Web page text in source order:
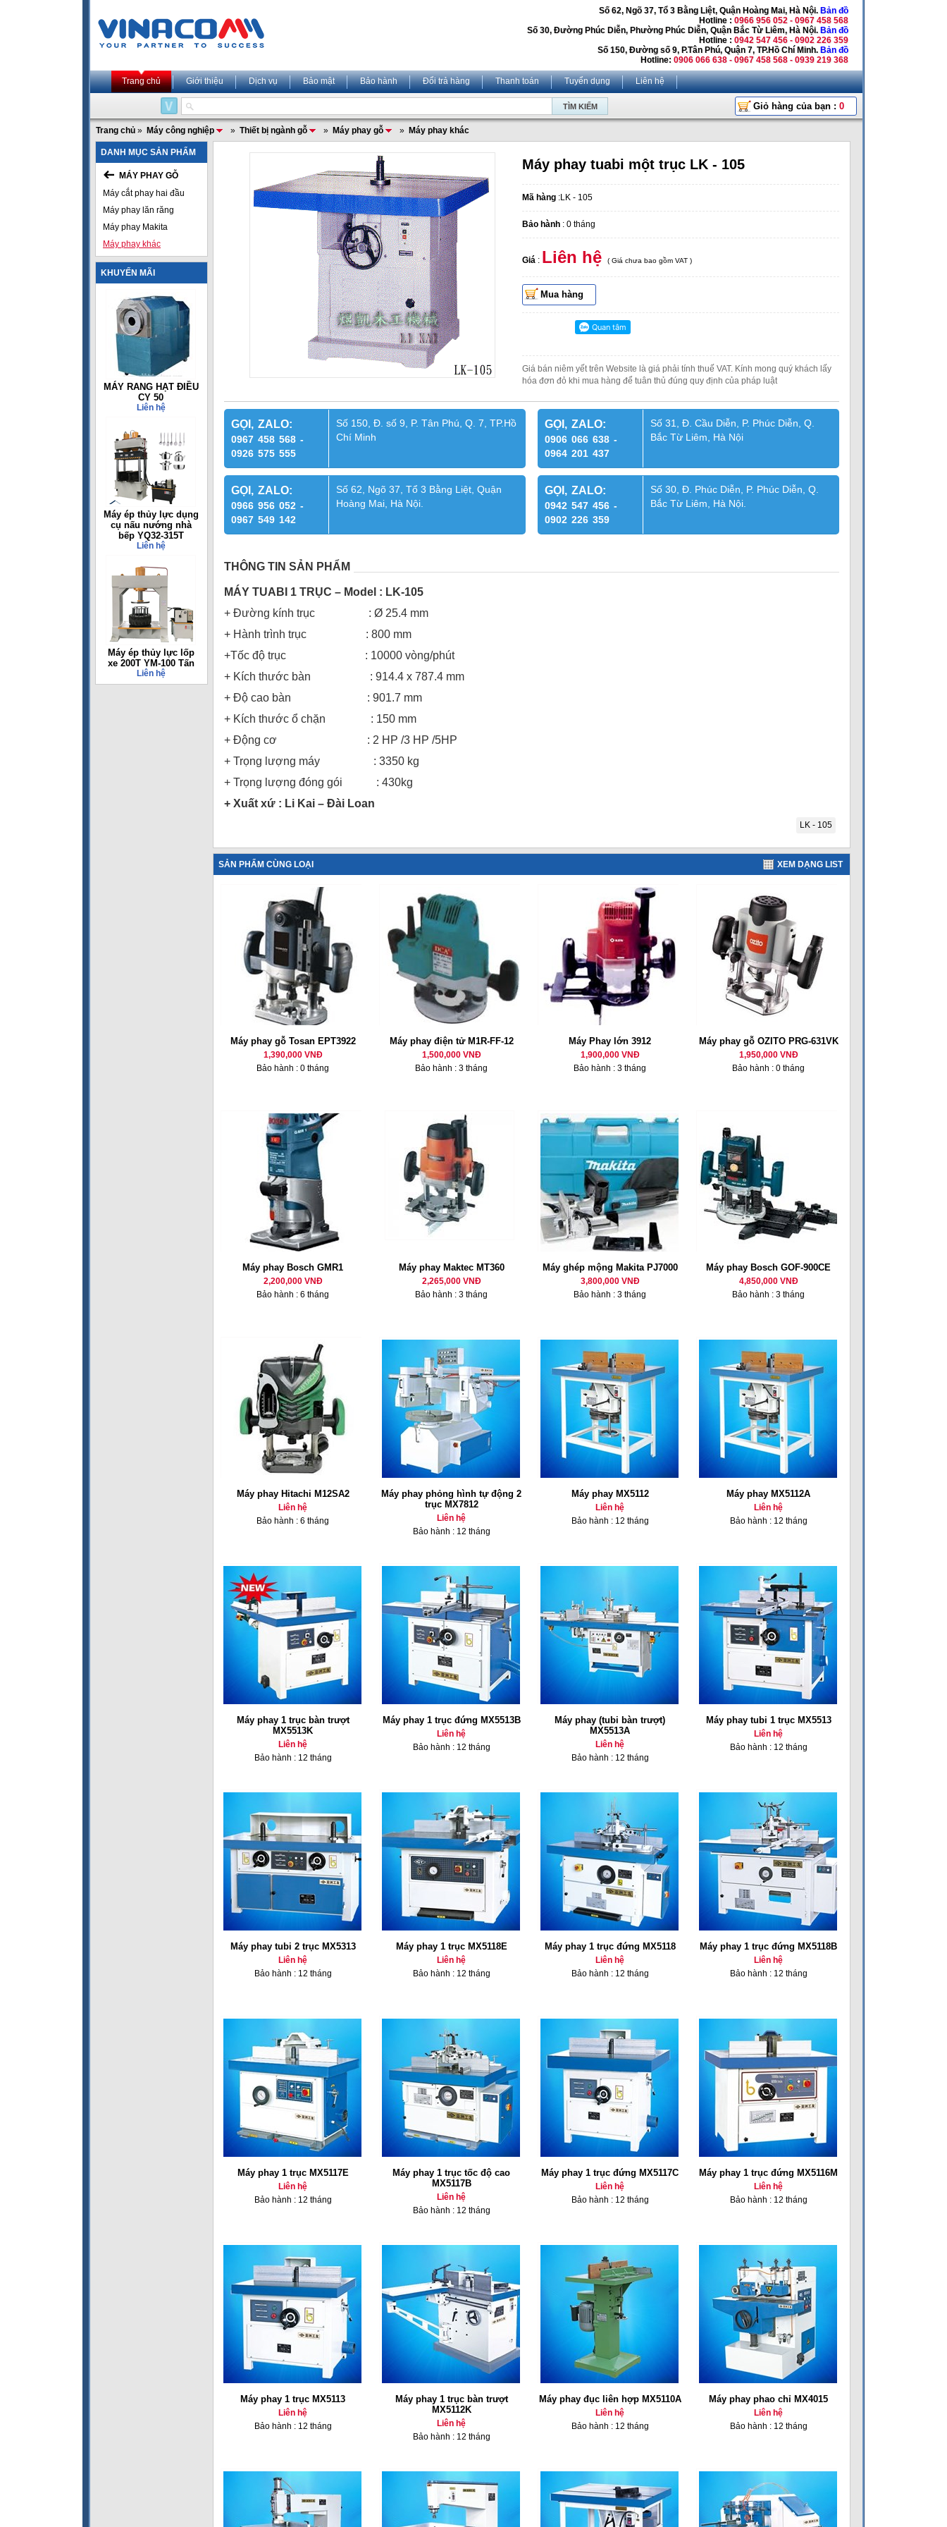
Số 62, Ngõ 37, Tổ 3 Bằng Liệt, Quận Hoàng Mai, Hà Nội. Bản đồ
Hotline : 0966 956 052 - 0967 458 568
Số 30, Đường Phúc Diễn, Phường Phúc Diễn, Quận Bắc Từ Liêm, Hà Nội. Bản đồ
Hotline : 0942 547 456 - 0902 226 359
Số 150, Đường số 9, P.Tân Phú, Quận 7, TP.Hồ Chí Minh. Bản đồ
Hotline: 0906 066 638 - 0967 458 568 - 0939 219 368
Trang chủ Giới thiệu Dịch vụ Bảo mật Bảo hành Đổi trả hàng Thanh toán Tuyển dụng Liên hệ
Giỏ hàng của bạn : 0
Trang chủ » Máy công nghiệp » Thiết bị ngành gỗ » Máy phay gỗ » Máy phay khác
DANH MỤC SẢN PHẨM
MÁY PHAY GỖ
Máy cắt phay hai đầu
Máy phay lăn răng
Máy phay Makita
Máy phay khác
KHUYẾN MÃI
MÁY RANG HẠT ĐIỀU
CY 50
Liên hệ
Máy ép thủy lực dụng
cụ nấu nướng nhà
bếp YQ32-315T
Liên hệ
Máy ép thủy lực lốp
xe 200T YM-100 Tấn
Liên hệ
Máy phay tuabi một trục LK - 105
Mã hàng :LK - 105
Bảo hành : 0 tháng
Giá : Liên hệ ( Giá chưa bao gồm VAT )
Mua hàng
Giá bán niêm yết trên Website là giá phải tính thuế VAT. Kính mong quý khách lấy
hóa đơn đỏ khi mua hàng để tuân thủ đúng quy định của pháp luật
GỌI, ZALO:
0967 458 568 -
0926 575 555
Số 150, Đ. số 9, P. Tân Phú, Q. 7, TP.Hồ
Chí Minh
GỌI, ZALO:
0906 066 638 -
0964 201 437
Số 31, Đ. Cầu Diễn, P. Phúc Diễn, Q.
Bắc Từ Liêm, Hà Nội
GỌI, ZALO:
0966 956 052 -
0967 549 142
Số 62, Ngõ 37, Tổ 3 Bằng Liệt, Quận
Hoàng Mai, Hà Nội.
GỌI, ZALO:
0942 547 456 -
0902 226 359
Số 30, Đ. Phúc Diễn, P. Phúc Diễn, Q.
Bắc Từ Liêm, Hà Nội.
THÔNG TIN SẢN PHẨM
MÁY TUABI 1 TRỤC – Model : LK-105
+ Đường kính trục : Ø 25.4 mm
+ Hành trình trục : 800 mm
+Tốc độ trục : 10000 vòng/phút
+ Kích thước bàn : 914.4 x 787.4 mm
+ Độ cao bàn : 901.7 mm
+ Kích thước ổ chặn : 150 mm
+ Động cơ : 2 HP /3 HP /5HP
+ Trọng lượng máy : 3350 kg
+ Trọng lượng đóng gói : 430kg
+ Xuất xứ : Li Kai – Đài Loan
LK - 105
SẢN PHẨM CÙNG LOẠI XEM DẠNG LIST
Máy phay gỗ Tosan EPT3922
1,390,000 VNĐ
Bảo hành : 0 tháng
Máy phay điện tử M1R-FF-12
1,500,000 VNĐ
Bảo hành : 3 tháng
Máy Phay lớn 3912
1,900,000 VNĐ
Bảo hành : 3 tháng
Máy phay gỗ OZITO PRG-631VK
1,950,000 VNĐ
Bảo hành : 0 tháng
Máy phay Bosch GMR1
2,200,000 VNĐ
Bảo hành : 6 tháng
Máy phay Maktec MT360
2,265,000 VNĐ
Bảo hành : 3 tháng
Máy ghép mộng Makita PJ7000
3,800,000 VNĐ
Bảo hành : 3 tháng
Máy phay Bosch GOF-900CE
4,850,000 VNĐ
Bảo hành : 3 tháng
Máy phay Hitachi M12SA2
Liên hệ
Bảo hành : 6 tháng
Máy phay phỏng hình tự động 2
trục MX7812
Liên hệ
Bảo hành : 12 tháng
Máy phay MX5112
Liên hệ
Bảo hành : 12 tháng
Máy phay MX5112A
Liên hệ
Bảo hành : 12 tháng
Máy phay 1 trục bàn trượt
MX5513K
Liên hệ
Bảo hành : 12 tháng
Máy phay 1 trục đứng MX5513B
Liên hệ
Bảo hành : 12 tháng
Máy phay (tubi bàn trượt)
MX5513A
Liên hệ
Bảo hành : 12 tháng
Máy phay tubi 1 trục MX5513
Liên hệ
Bảo hành : 12 tháng
Máy phay tubi 2 trục MX5313
Liên hệ
Bảo hành : 12 tháng
Máy phay 1 trục MX5118E
Liên hệ
Bảo hành : 12 tháng
Máy phay 1 trục đứng MX5118
Liên hệ
Bảo hành : 12 tháng
Máy phay 1 trục đứng MX5118B
Liên hệ
Bảo hành : 12 tháng
Máy phay 1 trục MX5117E
Liên hệ
Bảo hành : 12 tháng
Máy phay 1 trục tốc độ cao
MX5117B
Liên hệ
Bảo hành : 12 tháng
Máy phay 1 trục đứng MX5117C
Liên hệ
Bảo hành : 12 tháng
Máy phay 1 trục đứng MX5116M
Liên hệ
Bảo hành : 12 tháng
Máy phay 1 trục MX5113
Liên hệ
Bảo hành : 12 tháng
Máy phay 1 trục bàn trượt
MX5112K
Liên hệ
Bảo hành : 12 tháng
Máy phay đục liên hợp MX5110A
Liên hệ
Bảo hành : 12 tháng
Máy phay phao chỉ MX4015
Liên hệ
Bảo hành : 12 tháng